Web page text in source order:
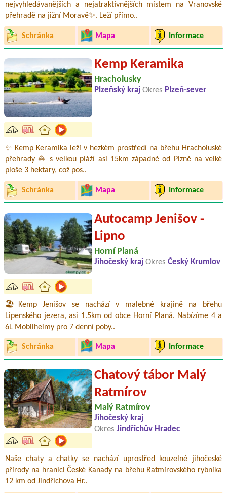
nejvyhledávanějších a nejatraktivnějších místem na Vranovské
přehradě na jižní Moravě✨. Leží přímo..
Schránka Mapa Informace
Kemp Keramika
Hracholusky
Plzeňský kraj Okres Plzeň-sever
✨ Kemp Keramika leží v hezkém prostředí na břehu Hracholuské
přehrady ⛵ s velkou pláží asi 15km západně od Plzně na velké
ploše 3 hektary, což pos..
Schránka Mapa Informace
Autocamp Jenišov -
Lipno
Horní Planá
Jihočeský kraj Okres Český Krumlov
🏖️Kemp Jenišov se nachází v malebné krajině na břehu
Lipenského jezera, asi 1.5km od obce Horní Planá. Nabízíme 4 a
6L Mobilheimy pro 7 denní poby..
Schránka Mapa Informace
Chatový tábor Malý
Ratmírov
Malý Ratmírov
Jihočeský kraj
Okres Jindřichův Hradec
Naše chaty a chatky se nachází uprostřed kouzelné jihočeské
přírody na hranici České Kanady na břehu Ratmírovského rybníka
12 km od Jindřichova Hr..